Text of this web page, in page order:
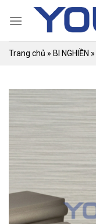
Trang chủ » BI NGHIỀN »